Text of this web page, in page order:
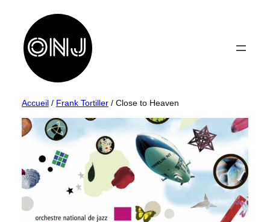
contenu
Accueil/ Frank Tortiller/ Close to Heaven